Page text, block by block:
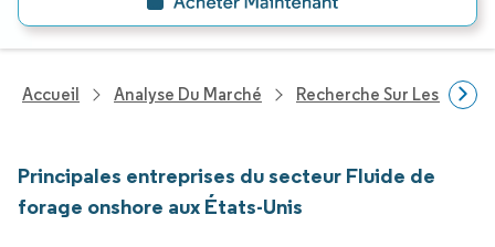
Accueil Analyse Du Marché Recherche Sur Les
Principales entreprises du secteur Fluide de
forage onshore aux États-Unis